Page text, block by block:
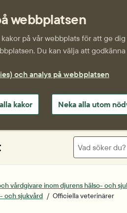
webbplatsen
på vår webbplats för att ge
Du kan välja att
och analys på webbplatsen
kakor Neka alla utom
Sök
vårdgivare inom djurens hälso- och
och sjukvård
Officiella veterinärer